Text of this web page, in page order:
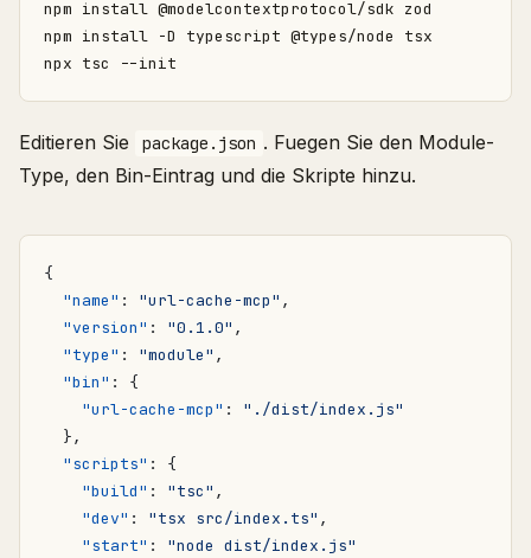
Editieren Sie package.json . Fuegen Sie den Module-
Type, den Bin-Eintrag und die Skripte hinzu.
{
"name" : "url-cache-mcp" ,
"version" : "0.1.0" ,
"type" : "module" ,
"bin" :
{
"url-cache-mcp" :
"./dist/index.js"
},
"scripts" :
{
"build" : "tsc" ,
"dev" : "tsx src/index.ts" ,
"start" :
"node dist/index.js"